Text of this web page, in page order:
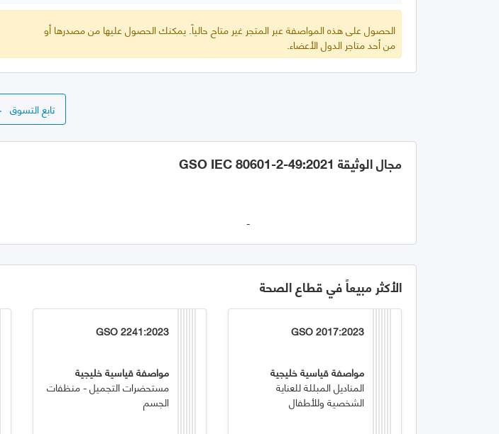
الحصول على هذه المواصفة عبر المتجر غير متاح حالياً. يمكنك الحصول عليها من مصدرها أو
من أحد متاجر الدول الأعضاء.
تابع التسوق
مجال الوثيقة GSO IEC 80601-2-49:2021
-
الأكثر مبيعاً في قطاع الصحة
GSO 2017:2023
مواصفة قياسية خليجية
المناديل المبللة للعناية
الشخصية وللأطفال
GSO 2241:2023
مواصفة قياسية خليجية
مستحضرات التجميل - منظفات
الجسم